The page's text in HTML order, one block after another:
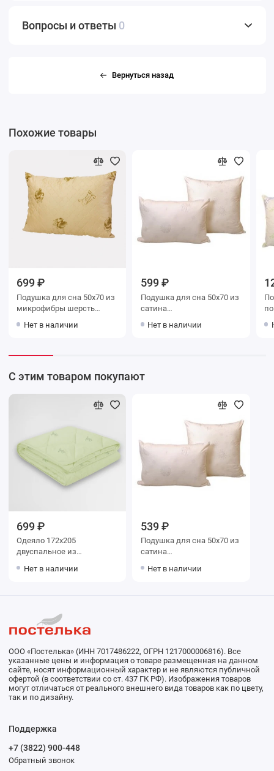
Вопросы и ответы 0
Вернуться назад
Похожие товары
699 ₽
Подушка для сна 50х70 из
микрофибры шерсть
текстиля
Нет в наличии
599 ₽
Подушка для сна 50х70 из
сатина
волокно Столица текстиля
Нет в наличии
С этим товаром покупают
699 ₽
Одеяло 172х205
двуспальное из
бамбук Столица текстиля
Нет в наличии
539 ₽
Подушка для сна 50х70 из
сатина
волокно Столица текстиля
Нет в наличии
ООО «Постелька» (ИНН 7017486222, ОГРН 1217000006816). Все
указанные цены и информация о товаре размещенная на данном
сайте, носят информационный характер и не являются публичной
офертой (в соответствии со ст. 437 ГК РФ). Изображения товаров
могут отличаться от реального внешнего вида товаров как по цвету,
так и по дизайну.
Поддержка
+7 (3822) 900-448
Обратный звонок